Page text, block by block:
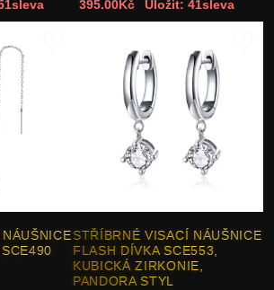
395.00Kč
Uložit: 41sleva
STŘÍBRNÉ VISACÍ NÁUŠNICE
FLASH DÍVKA SCE553,
KUBICKÁ ZIRKONIE,
PANDORA STYL